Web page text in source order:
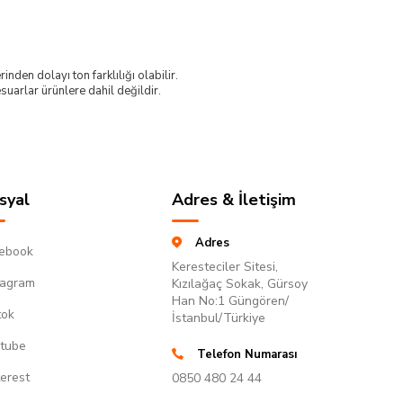
dolayı ton farklılığı olabilir.
ürünlere dahil değildir.
Adres & İletişim
Adres
Keresteciler Sitesi,
Kızılağaç Sokak, Gürsoy
Han No:1 Güngören/
İstanbul/Türkiye
Telefon Numarası
0850 480 24 44